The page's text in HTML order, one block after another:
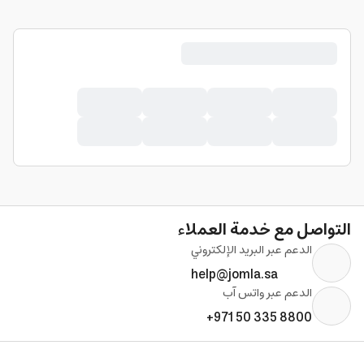
التواصل مع خدمة العملاء
الدعم عبر البريد الإلكتروني
help@jomla.sa
الدعم عبر واتس آب
+971 50 335 8800